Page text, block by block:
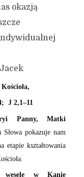
okazją
J 2,1–11
Panny, Matki
pokazuje nam
etapie kształtowania
wesele w Kanie